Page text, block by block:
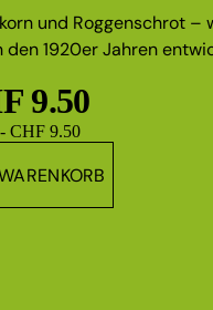
und Roggenschrot –
1920er Jahren
9.50
CHF 9.50